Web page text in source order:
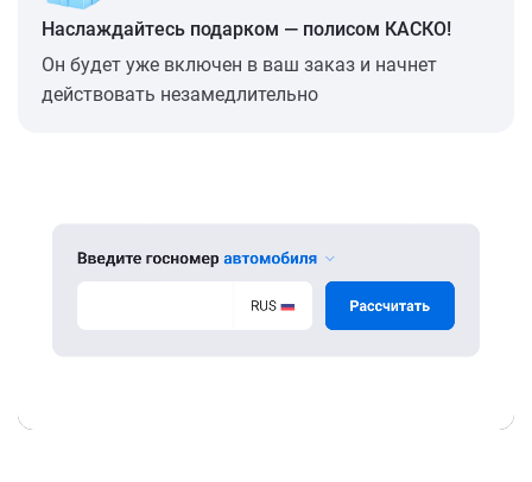
Наслаждайтесь подарком — полисом КАСКО!
Он будет уже включен в ваш заказ и начнет
действовать незамедлительно